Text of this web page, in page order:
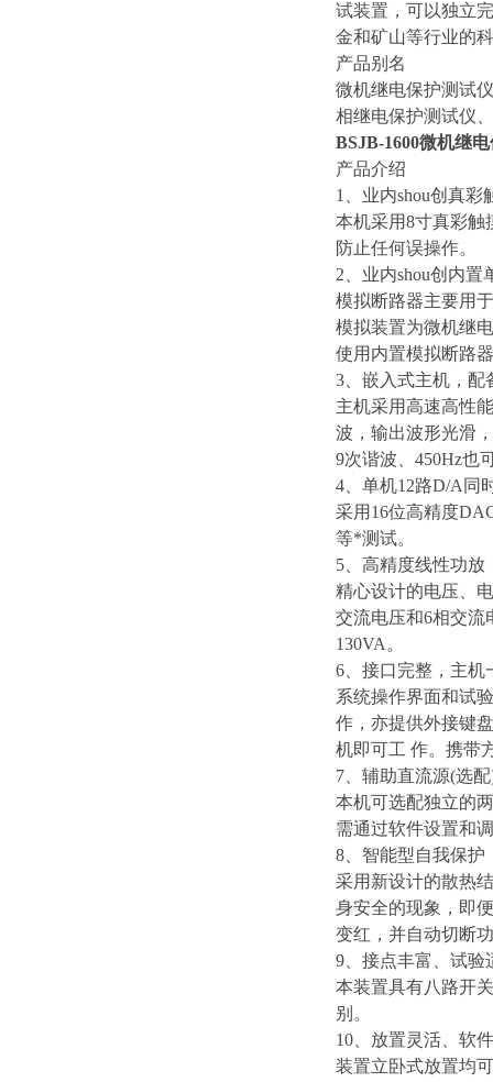
试装置，可以独立
金和矿山等行业的
产品别名
微机继电保护测试
相继电保护测试仪
BSJB-1600微机继
产品介绍
1、业内shou创真
本机采用8寸真彩触
防止任何误操作。
2、业内shou创内
模拟断路器主要用
模拟装置为微机继
使用内置模拟断路
3、嵌入式主机，配
主机采用高速高性
波，输出波形光滑
9次谐波、450Hz也
4、单机12路D/A同
采用16位高精度
等*测试。
5、高精度线性功放
精心设计的电压、
交流电压和6相交流
130VA。
6、接口完整，主机
系统操作界面和试
作，亦提供外接键
机即可工 作。携带
7、辅助直流源(选
本机可选配独立的
需通过软件设置和
8、智能型自我保护
采用新设计的散热
身安全的现象，即
变红，并自动切断
9、接点丰富、试验
本装置具有八路开
别。
10、放置灵活、软
装置立卧式放置均